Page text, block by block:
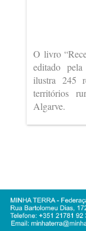
O livro
editado
ilustra 245
territórios
Algarve.